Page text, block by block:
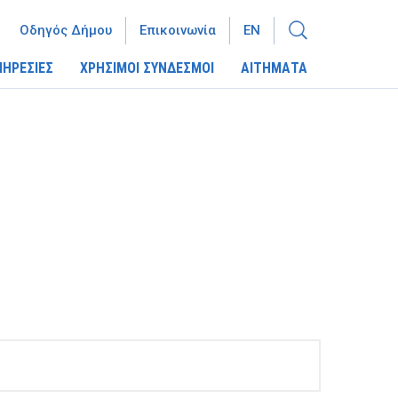
ΧΡΗΣΙΜΟΙ ΣΥΝΔΕΣΜΟΙ ΑΙΤΗΜΑΤΑ
Οδηγός Δήμου Επικοινωνία EN